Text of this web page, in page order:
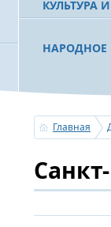
КУЛЬТУРА
НАРОДНОЕ
СОВЕТА
Главная